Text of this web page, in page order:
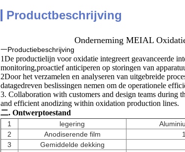
Productbeschrijving
Onderneming MEIAL
一Productiebeschrijving
1De productielijn voor oxidatie integreert geavanceerde
monitoring,proactief anticiperen op storingen van
2Door het verzamelen en analyseren van uitgebreide
datagedreven beslissingen nemen om de operationele
3. Collaboration with customers and design teams during
and efficient anodizing within oxidation production lines.
二. Ontwerptoestand
1 legering
2
Anodiserende film
3
Gemiddelde dekking